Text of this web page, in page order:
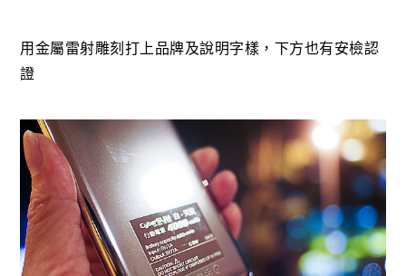
用金屬雷射雕刻打上品牌及說明字樣，下方也有安檢認
證